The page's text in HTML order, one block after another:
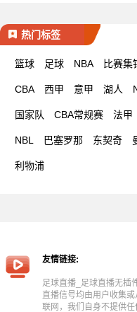
热门标签
篮球 足球 NBA 比赛集
CBA 西甲 意甲 湖人
国家队 CBA常规赛 法甲
NBL 巴塞罗那 东契奇
利物浦
友情链接:
足球直播_足球直播无插
直播信号均由用户收集
联网，我们自身不提供